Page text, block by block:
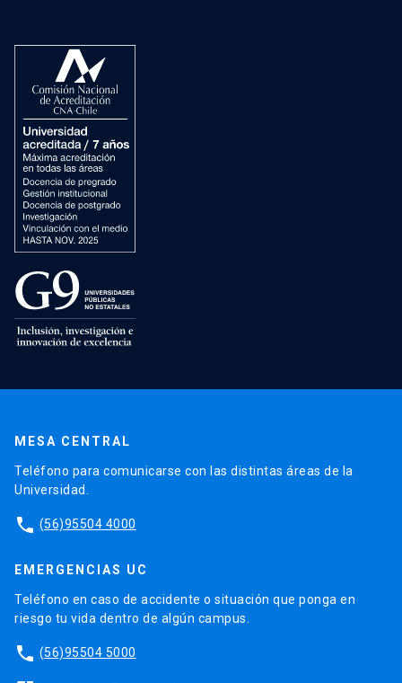
MESA CENTRAL
Teléfono para comunicarse con las distintas áreas de la
Universidad.
phone (56)95504 4000
EMERGENCIAS UC
Teléfono en caso de accidente o situación que ponga en
riesgo tu vida dentro de algún campus.
phone (56)95504 5000